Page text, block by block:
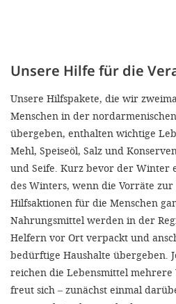
Unsere Hilfe für die
Unsere Hilfspakete, die wir
Menschen in der
übergeben, enthalten wichtige
Mehl, Speiseöl, Salz und
und Seife. Kurz bevor der Winter
des Winters, wenn die Vorräte zur
Hilfsaktionen für die Menschen
Nahrungsmittel werden in der
Helfern vor Ort verpackt und
bedürftige Haushalte übergeben.
reichen die Lebensmittel mehrere
freut sich – zunächst einmal